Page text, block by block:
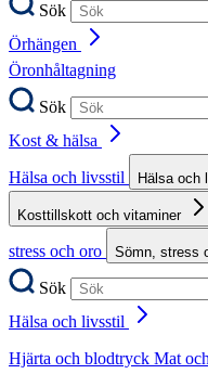
Sök
Örhängen
Öronhåltagning
Sök
Kost & hälsa
Hälsa och livsstil
Hälsa och
Kosttillskott och vitaminer
stress och oro
Sömn, stress
Sök
Hälsa och livsstil
Hjärta och blodtryck Mat